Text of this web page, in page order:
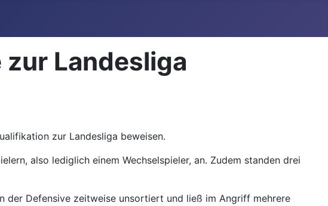
Landesliga
zur Landesliga beweisen.
also lediglich einem Wechselspieler, an. Zudem standen drei
der Defensive zeitweise unsortiert und ließ im Angriff mehrere